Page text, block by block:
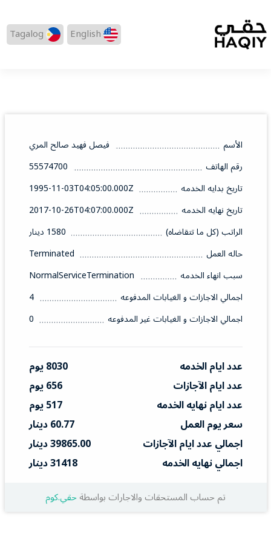
English
Tagalog
الأسم
فيصل فهيد صالح المري
رقم الهاتف
55574700
تاريخ بدايه الخدمه
1995-11-03T04:05:00.000Z
تاريخ نهايه الخدمه
2017-10-26T04:07:00.000Z
الراتب (كل ما تتقاضاه)
1580 دينار
حاله العمل
Terminated
سبب انهاء الخدمه
NormalServiceTermination
اجمالي الاجازات و الغيابات المدفوعه
4
اجمالي الاجازات و الغيابات غير المدفوعه
0
عدد ايام الخدمه
8030 يوم
عدد ايام الآجازات
656 يوم
عدد ايام نهايه الخدمه
517 يوم
سعر يوم العمل
60.77 دينار
اجمالي عدد ايام الآجازات
39865.00 دينار
اجمالي نهايه الخدمه
31418 دينار
تم حساب المستحقات والاجارات بواسطةحقي.كوم